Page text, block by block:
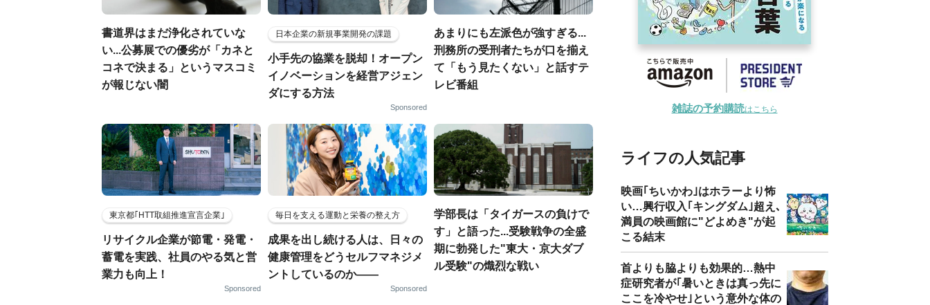
書道界はまだ浄化されていな
い...公募展での優劣が「カネと
コネで決まる」というマスコミ
が報じない闇
日本企業の新規事業開発の課題
小手先の協業を脱却！オープン
イノベーションを経営アジェン
ダにする方法
Sponsored
あまりにも左派色が強すぎる...
刑務所の受刑者たちが口を揃え
て「もう見たくない」と話すテ
レビ番組
東京都｢HTT取組推進宣言企業｣
リサイクル企業が節電・発電・
蓄電を実践、社員のやる気と営
業力も向上！
Sponsored
毎日を支える運動と栄養の整え方
成果を出し続ける人は、日々の
健康管理をどうセルフマネジメ
ントしているのか——
Sponsored
学部長は「タイガースの負けで
す」と語った...受験戦争の全盛
期に勃発した"東大・京大ダブ
ル受験"の熾烈な戦い
雑誌の予約購読はこちら
ライフの人気記事
映画｢ちいかわ｣はホラーより怖
い…興行収入｢キングダム｣超え､
満員の映画館に"どよめき"が起
こる結末
首よりも脇よりも効果的…熱中
症研究者が｢暑いときは真っ先に
ここを冷やせ｣という意外な体の